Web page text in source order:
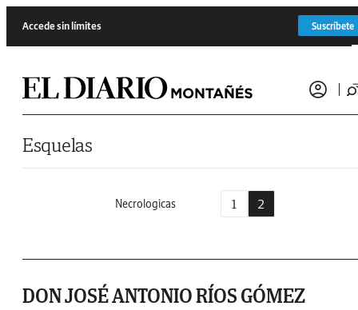
Accede sin límites Suscríbete
Esquelas
Necrologicas 1 2
DON JOSÉ ANTONIO RÍOS GÓMEZ